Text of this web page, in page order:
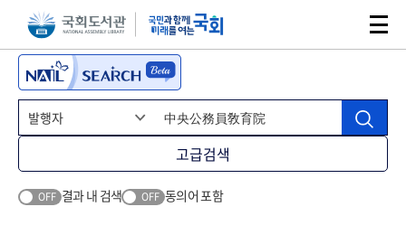
본문 바로가기주메뉴 바로가기
고급검색
OFF 결과 내 검색 OFF 동의어 포함